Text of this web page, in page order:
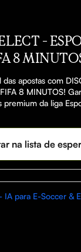
-
8
apostas com
8 MINUTOS!
premium da liga
uma stake mínima
potencializar seus
de insights
Apenas 10
se para a vitória
na lista de